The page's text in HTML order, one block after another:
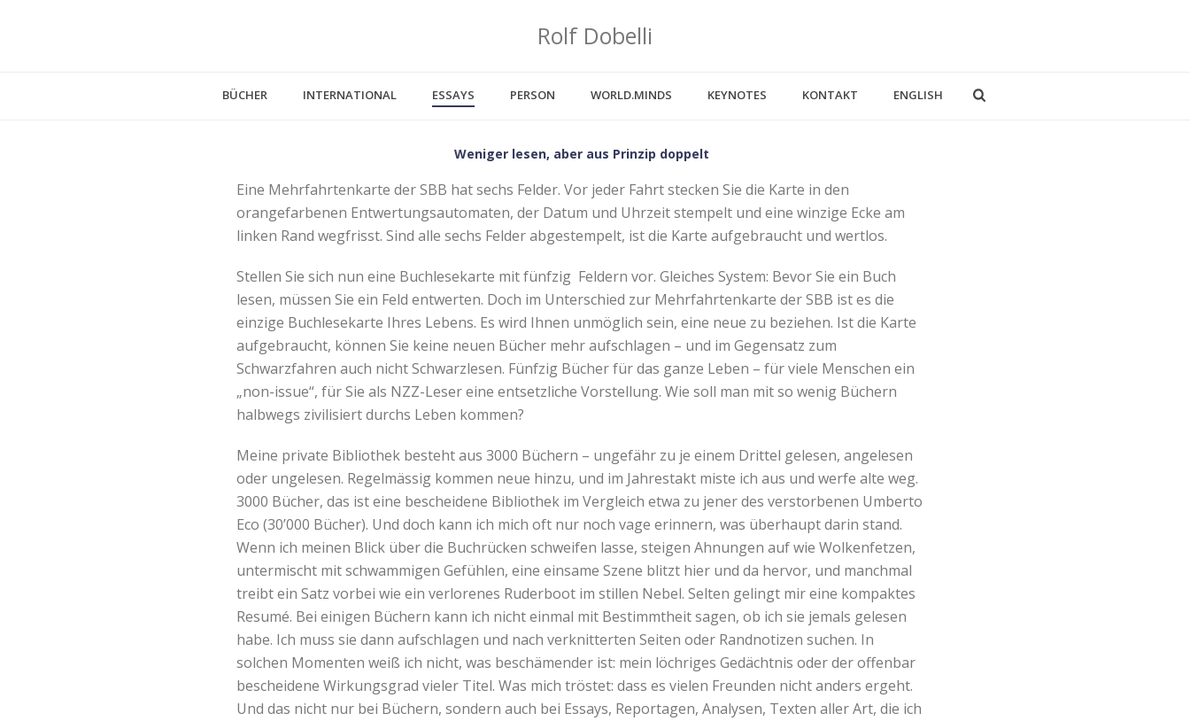
Rolf Dobelli
BÜCHER INTERNATIONAL ESSAYS PERSON WORLD.MINDS KEYNOTES KONTAKT ENGLISH
Weniger lesen, aber aus Prinzip doppelt
Eine Mehrfahrtenkarte der SBB hat sechs Felder. Vor jeder Fahrt stecken Sie die Karte in den
orangefarbenen Entwertungsautomaten, der Datum und Uhrzeit stempelt und eine winzige Ecke am
linken Rand wegfrisst. Sind alle sechs Felder abgestempelt, ist die Karte aufgebraucht und wertlos.
Stellen Sie sich nun eine Buchlesekarte mit fünfzig Feldern vor. Gleiches System: Bevor Sie ein Buch
lesen, müssen Sie ein Feld entwerten. Doch im Unterschied zur Mehrfahrtenkarte der SBB ist es die
einzige Buchlesekarte Ihres Lebens. Es wird Ihnen unmöglich sein, eine neue zu beziehen. Ist die Karte
aufgebraucht, können Sie keine neuen Bücher mehr aufschlagen – und im Gegensatz zum
Schwarzfahren auch nicht Schwarzlesen. Fünfzig Bücher für das ganze Leben – für viele Menschen ein
„non-issue“, für Sie als NZZ-Leser eine entsetzliche Vorstellung. Wie soll man mit so wenig Büchern
halbwegs zivilisiert durchs Leben kommen?
Meine private Bibliothek besteht aus 3000 Büchern – ungefähr zu je einem Drittel gelesen, angelesen
oder ungelesen. Regelmässig kommen neue hinzu, und im Jahrestakt miste ich aus und werfe alte weg.
3000 Bücher, das ist eine bescheidene Bibliothek im Vergleich etwa zu jener des verstorbenen Umberto
Eco (30’000 Bücher). Und doch kann ich mich oft nur noch vage erinnern, was überhaupt darin stand.
Wenn ich meinen Blick über die Buchrücken schweifen lasse, steigen Ahnungen auf wie Wolkenfetzen,
untermischt mit schwammigen Gefühlen, eine einsame Szene blitzt hier und da hervor, und manchmal
treibt ein Satz vorbei wie ein verlorenes Ruderboot im stillen Nebel. Selten gelingt mir eine kompaktes
Resumé. Bei einigen Büchern kann ich nicht einmal mit Bestimmtheit sagen, ob ich sie jemals gelesen
habe. Ich muss sie dann aufschlagen und nach verknitterten Seiten oder Randnotizen suchen. In
solchen Momenten weiß ich nicht, was beschämender ist: mein löchriges Gedächtnis oder der offenbar
bescheidene Wirkungsgrad vieler Titel. Was mich tröstet: dass es vielen Freunden nicht anders ergeht.
Und das nicht nur bei Büchern, sondern auch bei Essays, Reportagen, Analysen, Texten aller Art, die ich